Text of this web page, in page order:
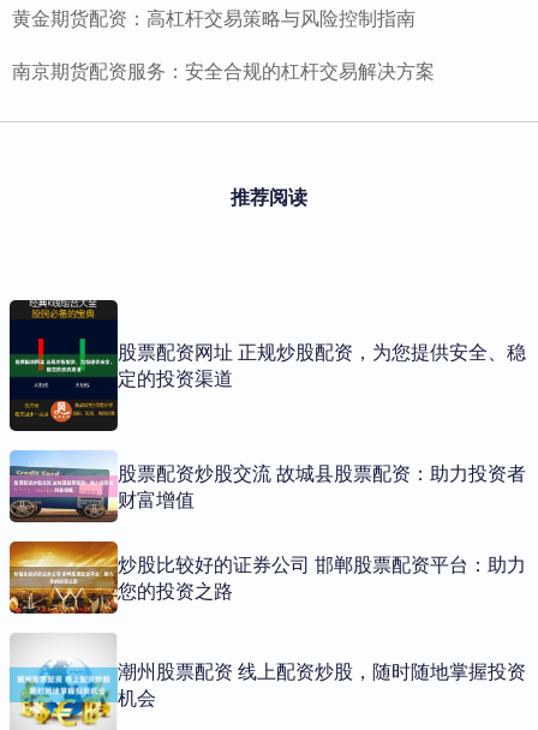
黄金期货配资：高杠杆交易策略与风险控制指南
南京期货配资服务：安全合规的杠杆交易解决方案
推荐阅读
股票配资网址 正规炒股配资，为您提供安全、稳
定的投资渠道
股票配资炒股交流 故城县股票配资：助力投资者
财富增值
炒股比较好的证券公司 邯郸股票配资平台：助力
您的投资之路
潮州股票配资 线上配资炒股，随时随地掌握投资
机会